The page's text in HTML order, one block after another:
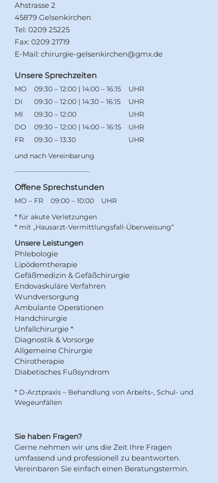
Ahstrasse 2
45879 Gelsenkirchen
Tel: 0209 25225
Fax: 0209 21719
E-Mail: chirurgie-gelsenkirchen@gmx.de
Unsere Sprechzeiten
MO 09:30 – 12:00 | 14:00 – 16:15
UHR
DI
09:30 – 12:00 | 14:30 – 16:15
UHR
MI
09:30 – 12:00
UHR
DO
09:30 – 12:00 | 14:00 – 16:15
UHR
FR
09:30 – 13:30
UHR
und nach Vereinbarung
Offene Sprechstunden
MO – FR 09:00 – 10:00
UHR
* für akute Verletzungen
* mit „Hausarzt-Vermittlungsfall-Überweisung“
Unsere Leistungen
Phlebologie
Lipödemtherapie
Gefäßmedizin & Gefäßchirurgie
Endovaskuläre Verfahren
Wundversorgung
Ambulante Operationen
Handchirurgie
Unfallchirurgie *
Diagnostik & Vorsorge
Allgemeine Chirurgie
Chirotherapie
Diabetisches Fußsyndrom
* D-Arztpraxis – Behandlung von Arbeits-, Schul- und
Wegeunfällen
Sie haben Fragen?
Gerne nehmen wir uns die Zeit Ihre Fragen
umfassend und professionell zu beantworten.
Vereinbaren Sie einfach einen Beratungstermin.